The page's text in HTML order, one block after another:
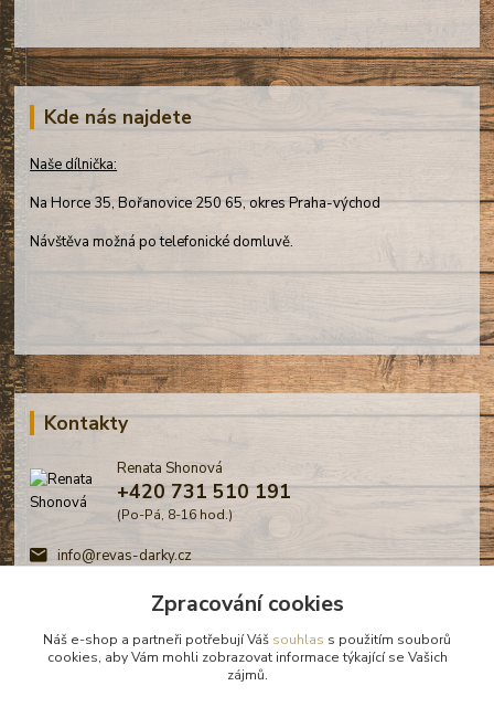
Kde nás najdete
Naše dílnička:
Na Horce 35, Bořanovice 250 65, okres Praha-východ
Návštěva možná po telefonické domluvě.
Kontakty
Renata Shonová
+420 731 510 191
(Po-Pá, 8-16 hod.)
info@revas-darky.cz
Zpracování cookies
Náš e-shop a partneři potřebují Váš souhlas s použitím souborů
cookies, aby Vám mohli zobrazovat informace týkající se Vašich
zájmů.